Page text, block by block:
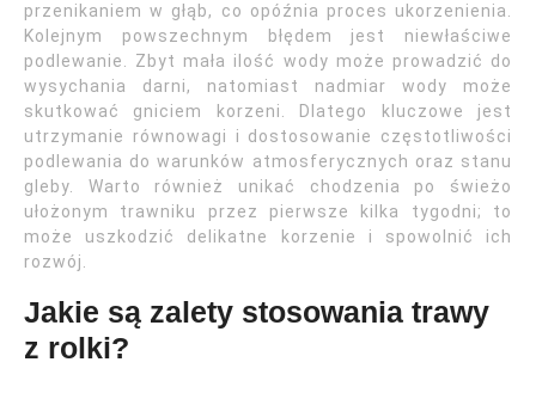
przenikaniem w głąb, co opóźnia proces ukorzenienia.
Kolejnym powszechnym błędem jest niewłaściwe
podlewanie. Zbyt mała ilość wody może prowadzić do
wysychania darni, natomiast nadmiar wody może
skutkować gniciem korzeni. Dlatego kluczowe jest
utrzymanie równowagi i dostosowanie częstotliwości
podlewania do warunków atmosferycznych oraz stanu
gleby. Warto również unikać chodzenia po świeżo
ułożonym trawniku przez pierwsze kilka tygodni; to
może uszkodzić delikatne korzenie i spowolnić ich
rozwój.
Jakie są zalety stosowania trawy
z rolki?